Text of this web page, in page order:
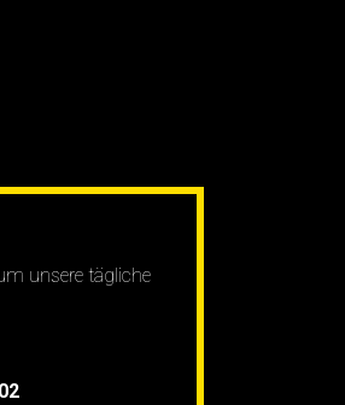
unsere tägliche